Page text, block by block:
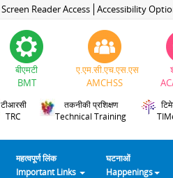
Screen Reader Access Accessibility
बीएमटी
BMT
ए.एम.सी.एच.एस.एस
AMCHSS
टीआरसी
TRC
तकनीकी प्रशिक्षण
Technical Training
महत्वपूर्ण लिंक
Important Links
घटनाओं
Happenings